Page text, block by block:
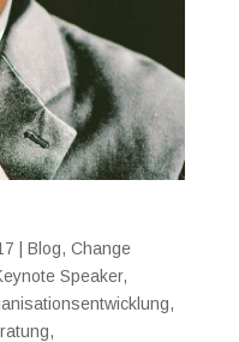
Blog, Change
Speaker,
,
,